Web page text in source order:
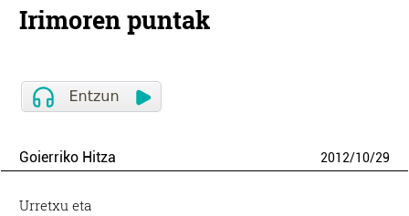
Irimoren puntak
Goierriko Hitza 2012/10/29
Urretxu eta